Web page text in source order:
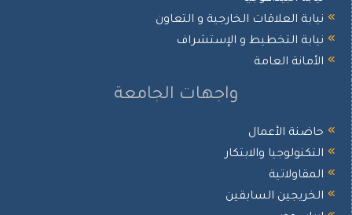
نيابة العلاقات الخارجية و التعاون
نيابة التخطيط و الإستشراف
الأمانة العامة
واجهات الجامعة
حاضنة الأعمال
التكنولوجيا والابتكار
المقاولاتية
الخريجين السابقين